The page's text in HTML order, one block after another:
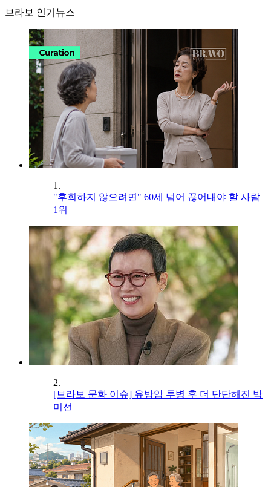
브라보 인기뉴스
1.
"후회하지 않으려면" 60세 넘어 끊어내야 할 사람
1위
2.
[브라보 문화 이슈] 유방암 투병 후 더 단단해진 박
미선